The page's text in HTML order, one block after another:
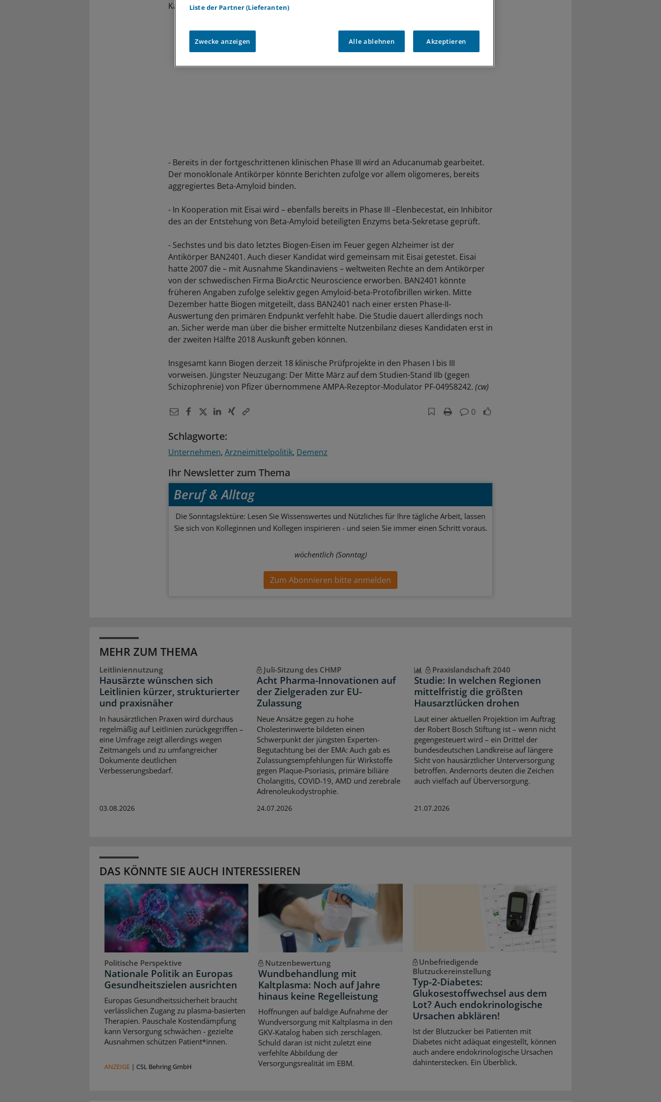
Kandidaten gegen Alzheimer:
- Bereits in der fortgeschrittenen klinischen Phase III wird an Aducanumab gearbeitet.
Der monoklonale Antikörper könnte Berichten zufolge vor allem oligomeres, bereits
aggregiertes Beta-Amyloid binden.
- In Kooperation mit Eisai wird – ebenfalls bereits in Phase III –Elenbecestat, ein Inhibitor
des an der Entstehung von Beta-Amyloid beteiligten Enzyms beta-Sekretase geprüft.
- Sechstes und bis dato letztes Biogen-Eisen im Feuer gegen Alzheimer ist der
Antikörper BAN2401. Auch dieser Kandidat wird gemeinsam mit Eisai getestet. Eisai
hatte 2007 die – mit Ausnahme Skandinaviens – weltweiten Rechte an dem Antikörper
von der schwedischen Firma BioArctic Neuroscience erworben. BAN2401 könnte
früheren Angaben zufolge selektiv gegen Amyloid-beta-Protofibrillen wirken. Mitte
Dezember hatte Biogen mitgeteilt, dass BAN2401 nach einer ersten Phase-II-
Auswertung den primären Endpunkt verfehlt habe. Die Studie dauert allerdings noch
an. Sicher werde man über die bisher ermittelte Nutzenbilanz dieses Kandidaten erst in
der zweiten Hälfte 2018 Auskunft geben können.
Insgesamt kann Biogen derzeit 18 klinische Prüfprojekte in den Phasen I bis III
vorweisen. Jüngster Neuzugang: Der Mitte März auf dem Studien-Stand IIb (gegen
Schizophrenie) von Pfizer übernommene AMPA-Rezeptor-Modulator PF-04958242. (cw)
0
Schlagworte:
Unternehmen Arzneimittelpolitik Demenz
Ihr Newsletter zum Thema
Beruf & Alltag
Die Sonntagslektüre: Lesen Sie Wissenswertes und Nützliches für Ihre tägliche Arbeit, lassen
Sie sich von Kolleginnen und Kollegen inspirieren - und seien Sie immer einen Schritt voraus.
wöchentlich (Sonntag)
Zum Abonnieren bitte anmelden
MEHR ZUM THEMA
Leitliniennutzung
Hausärzte wünschen sich
Leitlinien kürzer, strukturierter
und praxisnäher
In hausärztlichen Praxen wird durchaus
regelmäßig auf Leitlinien zurückgegriffen –
eine Umfrage zeigt allerdings wegen
Zeitmangels und zu umfangreicher
Dokumente deutlichen
Verbesserungsbedarf.
03.08.2026
Juli-Sitzung des CHMP
Acht Pharma-Innovationen auf
der Zielgeraden zur EU-
Zulassung
Neue Ansätze gegen zu hohe
Cholesterinwerte bildeten einen
Schwerpunkt der jüngsten Experten-
Begutachtung bei der EMA: Auch gab es
Zulassungsempfehlungen für Wirkstoffe
gegen Plaque-Psoriasis, primäre biliäre
Cholangitis, COVID-19, AMD und zerebrale
Adrenoleukodystrophie.
24.07.2026
Praxislandschaft 2040
Studie: In welchen Regionen
mittelfristig die größten
Hausarztlücken drohen
Laut einer aktuellen Projektion im Auftrag
der Robert Bosch Stiftung ist – wenn nicht
gegengesteuert wird – ein Drittel der
bundesdeutschen Landkreise auf längere
Sicht von hausärztlicher Unterversorgung
betroffen. Andernorts deuten die Zeichen
auch vielfach auf Überversorgung.
21.07.2026
DAS KÖNNTE SIE AUCH INTERESSIEREN
Politische Perspektive
Nationale Politik an Europas
Gesundheitszielen ausrichten
Europas Gesundheitssicherheit braucht
verlässlichen Zugang zu plasma‑basierten
Therapien. Pauschale Kostendämpfung
kann Versorgung schwächen - gezielte
Ausnahmen schützen Patient*innen.
ANZEIGE | CSL Behring GmbH
Nutzenbewertung
Wundbehandlung mit
Kaltplasma: Noch auf Jahre
hinaus keine Regelleistung
Hoffnungen auf baldige Aufnahme der
Wundversorgung mit Kaltplasma in den
GKV-Katalog haben sich zerschlagen.
Schuld daran ist nicht zuletzt eine
verfehlte Abbildung der
Versorgungsrealität im EBM.
Unbefriedigende
Blutzuckereinstellung
Typ-2-Diabetes:
Glukosestoffwechsel aus dem
Lot? Auch endokrinologische
Ursachen abklären!
Ist der Blutzucker bei Patienten mit
Diabetes nicht adäquat eingestellt, können
auch andere endokrinologische Ursachen
dahinterstecken. Ein Überblick.
Liste der Partner (Lieferanten)
Zwecke anzeigen Alle ablehnen Akzeptieren